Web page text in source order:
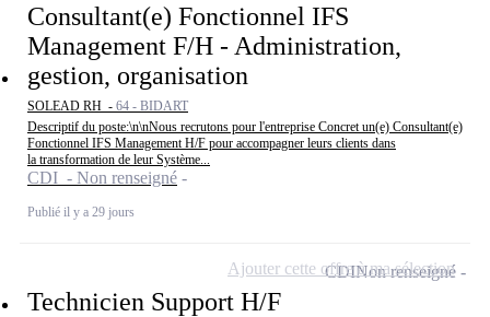
Consultant(e) Fonctionnel IFS
Management F/H - Administration,
gestion, organisation
SOLEAD RH - 64 - BIDART
Descriptif du poste:\n\nNous recrutons pour l'entreprise Concret un(e) Consultant(e)
Fonctionnel IFS Management H/F pour accompagner leurs clients dans
la transformation de leur Système...
CDI - Non renseigné
Publié il y a 29 jours
Technicien Support H/F
CDINon renseigné
Ajouter cette offre à ma sélection